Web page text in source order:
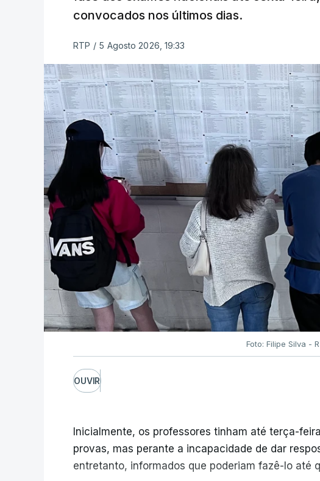
convocados nos últimos dias.
RTP / 5 Agosto 2026, 19:33
Foto: Filipe Silva -
OUVIR
Inicialmente, os professores tinham até terça-
provas, mas perante a incapacidade de dar
entretanto, informados que poderiam fazê-lo até